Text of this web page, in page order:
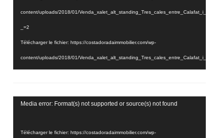
content/uploads/2018/01/
_=2
Télécharger le fichier: https://costadoradaimmobilier.com/wp-
content/uploads/2018/01/
Lecteur
Media error: Format(s) not supported or source(s) not found
Télécharger le fichier: https://costadoradaimmobilier.com/wp-